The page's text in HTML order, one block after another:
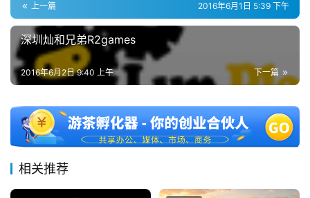
上一篇 2016年6月1日 5:39 下午
深圳灿和兄弟R2games
下一篇
2016年6月2日 9:40 上午
相关推荐